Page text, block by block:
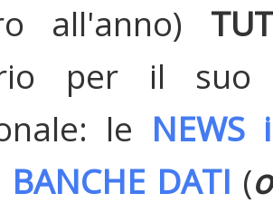
all'anno)
per il suo
le
BANCHE DATI (